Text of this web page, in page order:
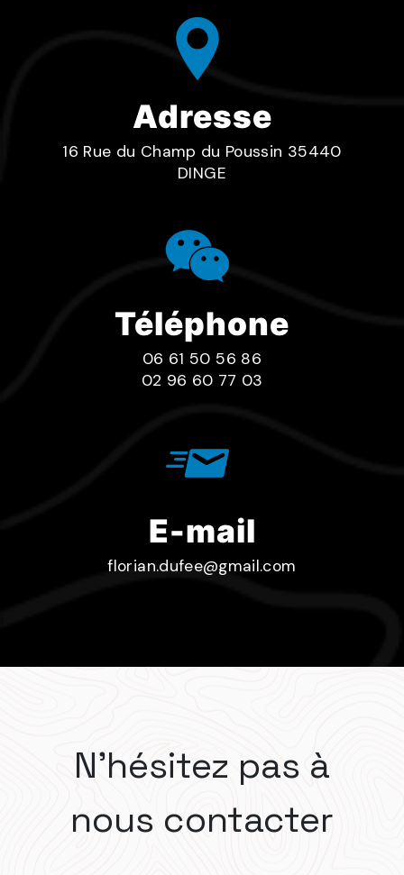
Adresse
16 Rue du Champ du Poussin 35440
DINGE
Téléphone
06 61 50 56 86
02 96 60 77 03
E-mail
florian.dufee@gmail.com
N'hésitez pas à
nous contacter